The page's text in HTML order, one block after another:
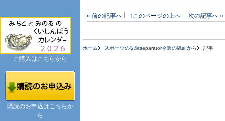
« 前の記事へ ↑このページの上へ 次の記事へ »
ホーム スポーツの記録separator今週の紙面から 記事
ご購入はこちらから
購読のお申込はこちらか
ら